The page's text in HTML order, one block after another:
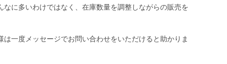
に多いわけではなく、在庫数量を調整しながらの販売を
一度メッセージでお問い合わせをいただけると助かりま